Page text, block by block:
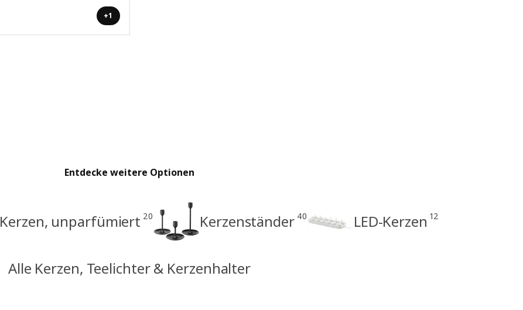
+1
Entdecke weitere Optionen
Kerzen, unparfümiert 20 Kerzenständer 40 LED-Kerzen 12
Alle Kerzen, Teelichter & Kerzenhalter